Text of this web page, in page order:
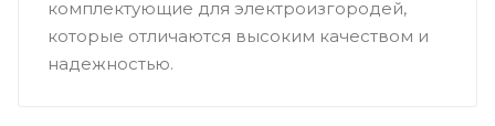
комплектующие для электроизгородей,
которые отличаются высоким качеством и
надежностью.